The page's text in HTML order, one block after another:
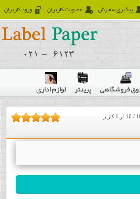
ورود کاربران عضویت کاربران پیگیری سفارش
فروشگاهی پرینتر
لوازم اداری
10 / از 1 کاربر